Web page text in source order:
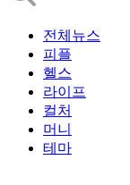
전체뉴스
피플
헬스
라이프
컬처
머니
테마